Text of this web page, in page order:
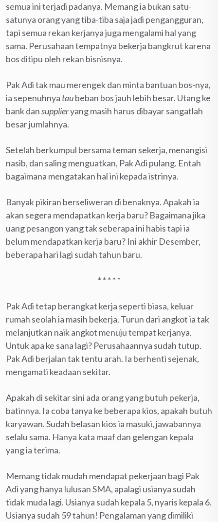
semua ini terjadi padanya. Memang ia bukan satu-
satunya orang yang tiba-tiba saja jadi pengangguran,
tapi semua rekan kerjanya juga mengalami hal yang
sama. Perusahaan tempatnya bekerja bangkrut karena
bos ditipu oleh rekan bisnisnya.
Pak Adi tak mau merengek dan minta bantuan bos-nya,
ia sepenuhnya taubeban bos jauh lebih besar. Utang ke
bank dansupplieryang masih harus dibayar sangatlah
besar jumlahnya.
Setelah berkumpul bersama teman sekerja, menangisi
nasib, dan saling menguatkan, Pak Adi pulang. Entah
bagaimana mengatakan hal ini kepada istrinya.
Banyak pikiran berseliweran di benaknya. Apakah ia
akan segera mendapatkan kerja baru? Bagaimana jika
uang pesangon yang tak seberapa ini habis tapi ia
belum mendapatkan kerja baru? Ini akhir Desember,
beberapa hari lagi sudah tahun baru.
* * * * *
Pak Adi tetap berangkat kerja seperti biasa, keluar
rumah seolah ia masih bekerja. Turun dari angkot ia tak
melanjutkan naik angkot menuju tempat kerjanya.
Untuk apa ke sana lagi? Perusahaannya sudah tutup.
Pak Adi berjalan tak tentu arah. Ia berhenti sejenak,
mengamati keadaan sekitar.
Apakah di sekitar sini ada orang yang butuh pekerja,
batinnya. Ia coba tanya ke beberapa kios, apakah butuh
karyawan. Sudah belasan kios ia masuki, jawabannya
selalu sama. Hanya kata maaf dan gelengan kepala
yang ia terima.
Memang tidak mudah mendapat pekerjaan bagi Pak
Adi yang hanya lulusan SMA, apalagi usianya sudah
tidak muda lagi. Usianya sudah kepala 5, nyaris kepala 6.
Usianya sudah 59 tahun! Pengalaman yang dimiliki